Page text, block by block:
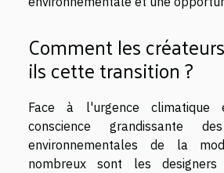
Comment les
ils cette transition ?
Face à l'urgence
conscience grandissante
environnementales de la
nombreux sont les